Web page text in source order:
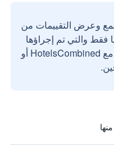
وعرض التقييمات من
فقط والتي تم إجراؤها
بواسطة مستخدمين حقيقيين مع HotelsCombined أو